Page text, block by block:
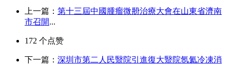
上一篇： 第十三屆中國腫瘤微刱治療大會在山東省濟南
市召開...
172 个点赞
下一篇： 深圳市第二人民毉院引進復大毉院氬氦冷凍消